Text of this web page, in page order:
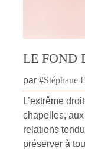
LE FOND
par #Stéphane
L’extrême
chapelles,
relations
préserver à